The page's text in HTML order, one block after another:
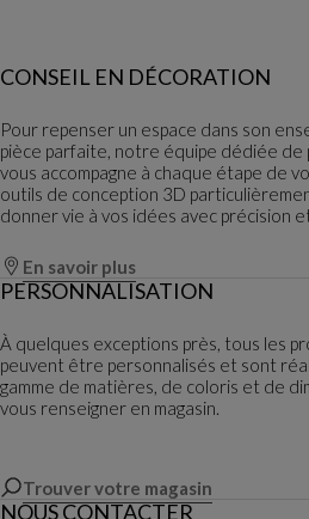
CONSEIL EN DÉCORATION
Pour repenser un espace dans son
pièce parfaite, notre équipe dédiée
vous accompagne à chaque étape de
outils de conception 3D
donner vie à vos idées avec précision
En savoir plus
PERSONNALISATION
À quelques exceptions près, tous les
peuvent être personnalisés et sont
gamme de matières, de coloris et de
vous renseigner en magasin.
Trouver votre magasin
NOUS CONTACTER